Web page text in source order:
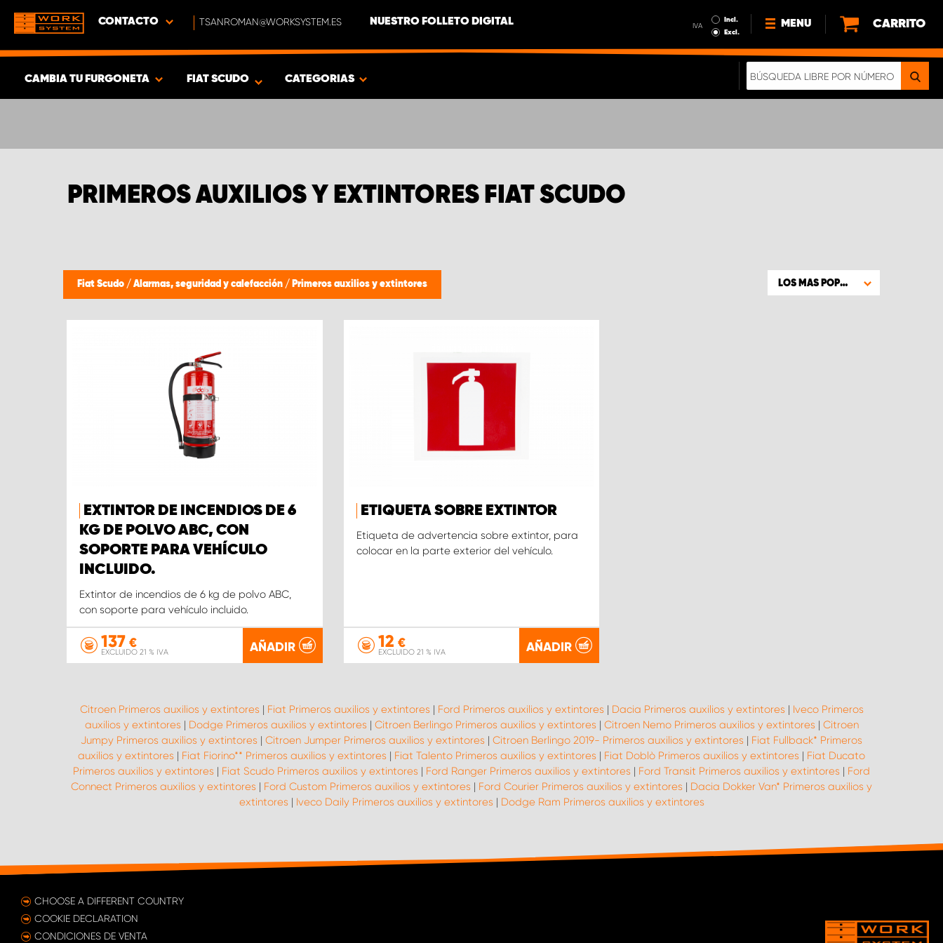
CONTACTO TSANROMAN@WORKSYSTEM.ES NUESTRO FOLLETO DIGITAL IVA
Incl.
Excl.
MENU
NOTICIAS
CARRITO
CAMBIA TU FURGONETA
PRODUCTOS
FIAT SCUDO CATEGORIAS
PRIMEROS AUXILIOS Y EXTINTORES FIAT SCUDO
Fiat Scudo / Alarmas, seguridad y calefacción / Primeros auxilios y extintores LOS MAS POPULARES
EXTINTOR DE INCENDIOS DE 6
KG DE POLVO ABC, CON
SOPORTE PARA VEHÍCULO
INCLUIDO.
Extintor de incendios de 6 kg de polvo ABC,
con soporte para vehículo incluido.
137 €
EXCLUIDO 21 % IVA AÑADIR
ETIQUETA SOBRE EXTINTOR
Etiqueta de advertencia sobre extintor, para
colocar en la parte exterior del vehículo.
12 €
EXCLUIDO 21 % IVA AÑADIR
Citroen Primeros auxilios y extintores | Fiat Primeros auxilios y extintores | Ford Primeros auxilios y extintores | Dacia Primeros auxilios y extintores | Iveco Primeros
auxilios y extintores | Dodge Primeros auxilios y extintores | Citroen Berlingo Primeros auxilios y extintores | Citroen Nemo Primeros auxilios y extintores | Citroen
Jumpy Primeros auxilios y extintores | Citroen Jumper Primeros auxilios y extintores | Citroen Berlingo 2019- Primeros auxilios y extintores | Fiat Fullback* Primeros
auxilios y extintores | Fiat Fiorino** Primeros auxilios y extintores | Fiat Talento Primeros auxilios y extintores | Fiat Doblò Primeros auxilios y extintores | Fiat Ducato
Primeros auxilios y extintores | Fiat Scudo Primeros auxilios y extintores | Ford Ranger Primeros auxilios y extintores | Ford Transit Primeros auxilios y extintores | Ford
Connect Primeros auxilios y extintores | Ford Custom Primeros auxilios y extintores | Ford Courier Primeros auxilios y extintores | Dacia Dokker Van* Primeros auxilios y
extintores | Iveco Daily Primeros auxilios y extintores | Dodge Ram Primeros auxilios y extintores
CHOOSE A DIFFERENT COUNTRY
COOKIE DECLARATION
CONDICIONES DE VENTA